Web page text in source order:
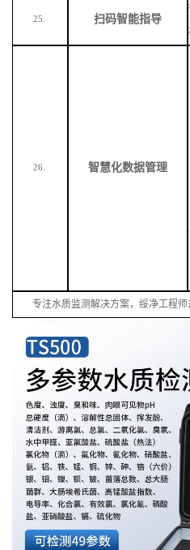
25. 扫码智能指导
26. 智慧化数据管理
专注水质监测解决方案，绥净工程师